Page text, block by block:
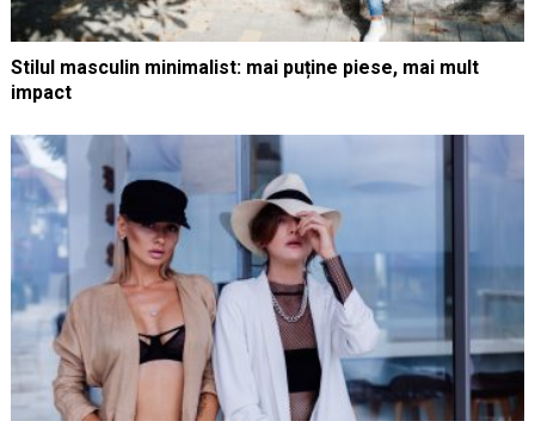
Stilul masculin minimalist: mai puține piese, mai mult
impact